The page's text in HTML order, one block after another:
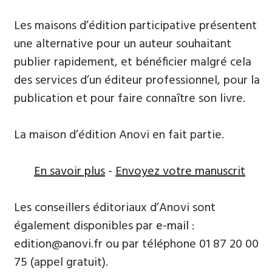
Les maisons d’édition participative présentent
une alternative pour un auteur souhaitant
publier rapidement, et bénéficier malgré cela
des services d’un éditeur professionnel, pour la
publication et pour faire connaître son livre.
La maison d’édition Anovi en fait partie.
En savoir plus-Envoyez votre manuscrit
Les conseillers éditoriaux d’Anovi sont
également disponibles par e-mail :
edition@anovi.fr ou par téléphone ​​0​1 87 20 00
75 (appel gratuit).